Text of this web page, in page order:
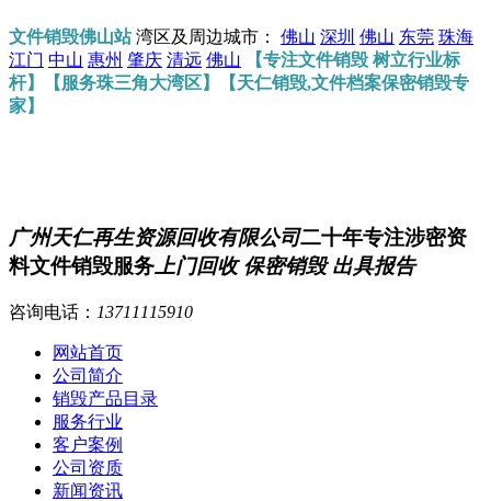
文件销毁佛山站湾区及周边城市： 佛山 深圳 佛山 东莞 珠海
江门 中山 惠州 肇庆 清远 佛山
【专注文件销毁 树立行业标
杆】【服务珠三角大湾区】【天仁销毁,文件档案保密销毁专
家】
广州天仁再生资源回收有限公司二十年专注涉密资
料文件销毁服务 上门回收 保密销毁 出具报告
咨询电话： 13711115910
网站首页
公司简介
销毁产品目录
服务行业
客户案例
公司资质
新闻资讯